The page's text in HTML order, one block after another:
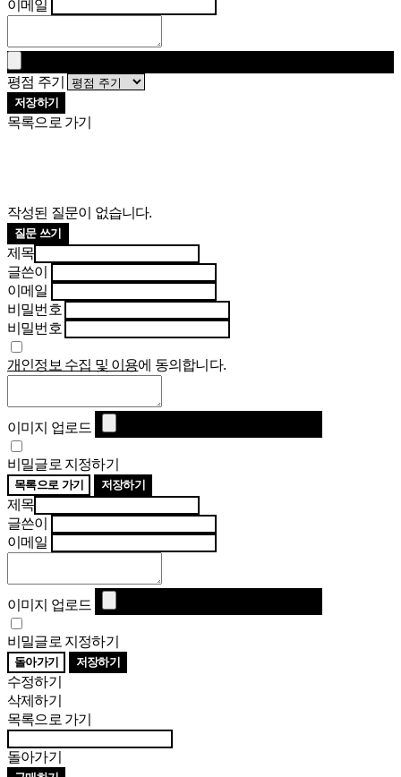
이메일
평점 주기
저장하기
목록으로 가기
작성된 질문이 없습니다.
질문 쓰기
제목
글쓴이
이메일
비밀번호
비밀번호
개인정보 수집 및 이용에 동의합니다.
이미지 업로드
비밀글로 지정하기
목록으로 가기 저장하기
제목
글쓴이
이메일
이미지 업로드
비밀글로 지정하기
돌아가기 저장하기
수정하기
삭제하기
목록으로 가기
돌아가기